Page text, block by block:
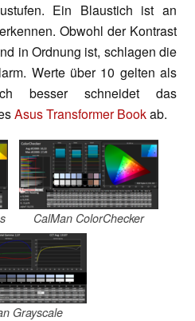
Ein Blaustich ist an
Obwohl der Kontrast
in Ordnung ist, schlagen die
Werte über 10 gelten als
besser schneidet das
Asus Transformer Bookab.
CalMan ColorChecker
Grayscale